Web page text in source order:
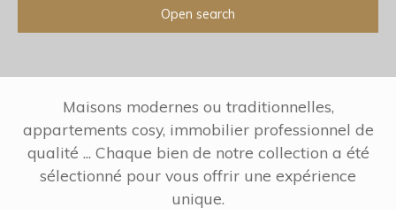
Home Acheter Louer Estimation
Open search
Enghien-les-Bains (95880)
Location
Maisons modernes ou traditionnelles,
appartements cosy, immobilier professionnel de
qualité ... Chaque bien de notre collection a été
sélectionné pour vous offrir une expérience
unique.